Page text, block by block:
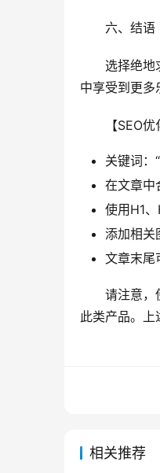
六、结语
选择绝地
中享受到更多
【SEO
关键词：
在文章中
使用H1
添加相关
文章末尾
请注意，
此类产品。上
相关推荐